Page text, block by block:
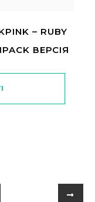
– RUBY
ВЕРСІЯ